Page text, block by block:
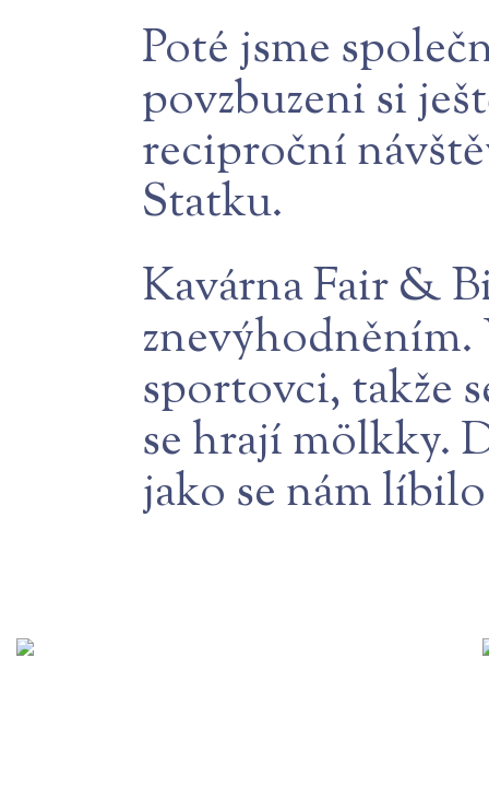
Poté jsme
povzbuzeni si
reciproční
Statku.
Kavárna Fair &
sportovci, takže
se hrají mölkky.
jako se nám